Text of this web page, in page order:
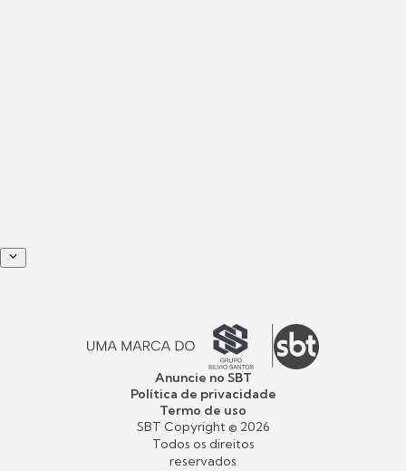
Anuncie no SBT
Política de privacidade
Termo de uso
SBT Copyright © 2026
Todos os direitos
reservados